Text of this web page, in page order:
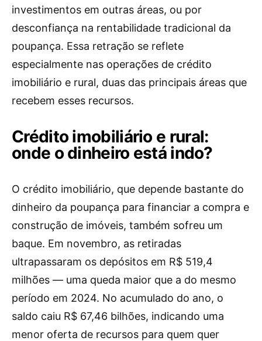
investimentos em outras áreas, ou por
desconfiança na rentabilidade tradicional da
poupança. Essa retração se reflete
especialmente nas operações de crédito
imobiliário e rural, duas das principais áreas que
recebem esses recursos.
Crédito imobiliário e rural:
onde o dinheiro está indo?
O crédito imobiliário, que depende bastante do
dinheiro da poupança para financiar a compra e
construção de imóveis, também sofreu um
baque. Em novembro, as retiradas
ultrapassaram os depósitos em R$ 519,4
milhões — uma queda maior que a do mesmo
período em 2024. No acumulado do ano, o
saldo caiu R$ 67,46 bilhões, indicando uma
menor oferta de recursos para quem quer